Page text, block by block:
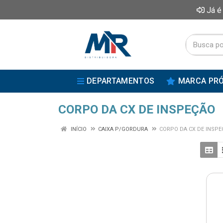
Já
DEPARTAMENTOS MARCA
CORPO DA CX DE INSPEÇÃO
INÍCIO CAIXA P/GORDURA CORPO DA CX DE